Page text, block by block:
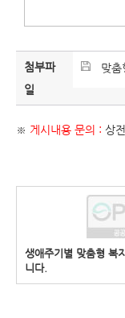
첨부파
일
맞
※ 게시내용 문의 : 상
생애주기별 맞춤형 복
니다.